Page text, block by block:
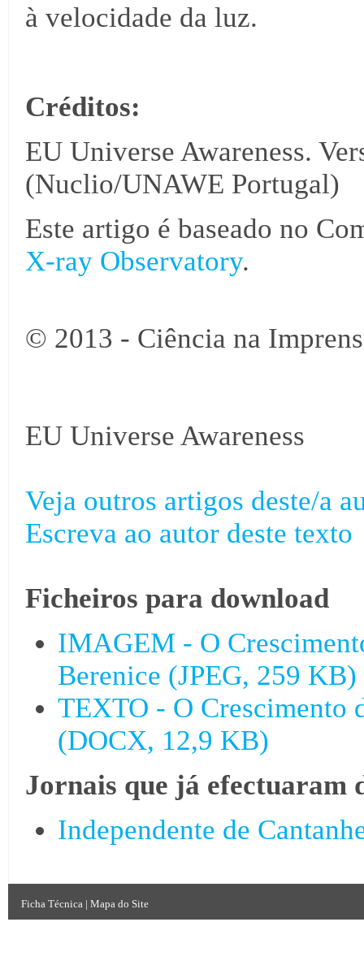
à velocidade da luz.
Créditos:
EU Universe Awareness.
(Nuclio/UNAWE Portugal)
Este artigo é baseado no
X-ray Observatory.
© 2013 - Ciência na
EU Universe Awareness
Veja outros artigos deste/a
Escreva ao autor deste texto
Ficheiros para download
IMAGEM - O
Berenice (JPEG, 259 KB)
TEXTO - O Crescimento
(DOCX, 12,9 KB)
Jornais que já efectuaram
Independente de
Ficha Técnica | Mapa do Site